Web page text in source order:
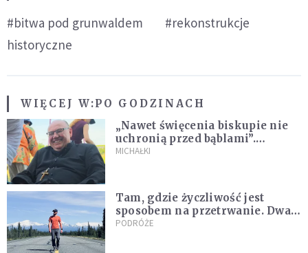
#bitwa pod grunwaldem
#rekonstrukcje
historyczne
WIĘCEJ W:PO GODZINACH
„Nawet święcenia biskupie nie
uchronią przed bąblami”.
Archidiecezja pokazała
MICHAŁKI
Tam, gdzie życzliwość jest
sposobem na przetrwanie. Dwa
tygodnie na Alasce [REPORTAŻ]
PODRÓŻE